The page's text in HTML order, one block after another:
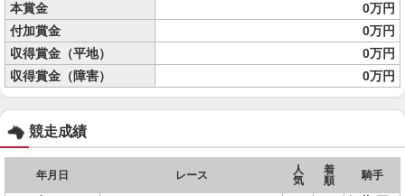
本賞金
0万円
付加賞金
0万円
収得賞金（平地）
0万円
収得賞金（障害）
0万円
競走成績
年月日 レース
人
気
着
順
騎手